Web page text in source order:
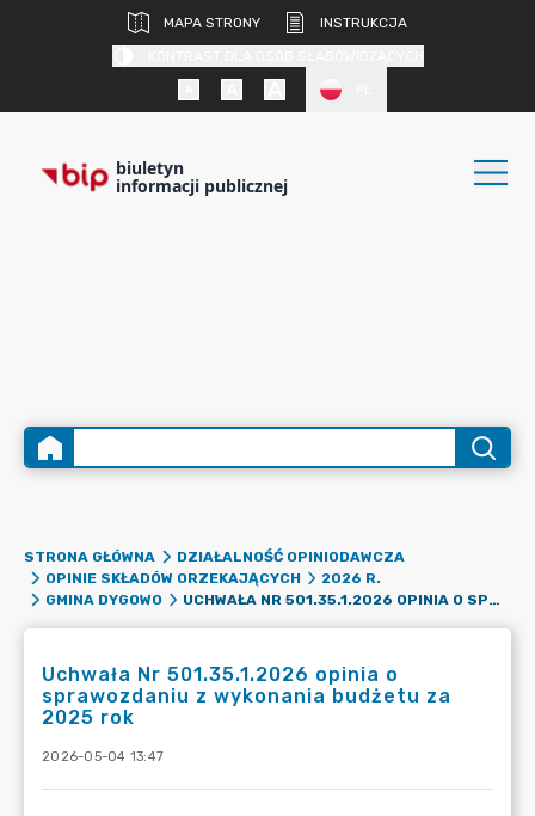
MAPA STRONY
INSTRUKCJA
biuletyn
informacji publicznej
STRONA GŁÓWNA
DZIAŁALNOŚĆ OPINIODAWCZA
OPINIE SKŁADÓW ORZEKAJĄCYCH
2026 R.
GMINA DYGOWO
UCHWAŁA NR 501.35.1.2026 OPINIA O SPRAWOZDANIU Z WYKONANIA BUDŻETU ZA 2025 ROK
Uchwała Nr 501.35.1.2026 opinia o
sprawozdaniu z wykonania budżetu za
2025 rok
2026-05-04 13:47